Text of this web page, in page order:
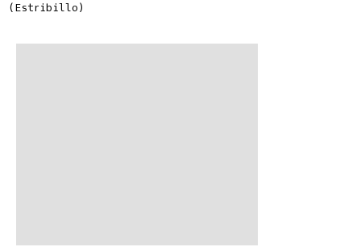
(Estribillo)